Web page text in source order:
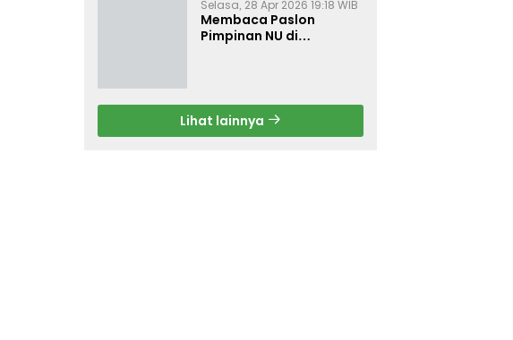
Selasa, 28 Apr 2026 19:18 WIB
Membaca Paslon
Pimpinan NU di
Lihat lainnya